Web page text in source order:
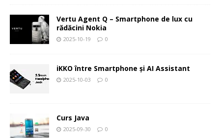
Vertu Agent Q – Smartphone de lux cu
rădăcini Nokia
2025-10-19 0
iKKO între Smartphone și AI Assistant
2025-10-03 0
Curs Java
2025-09-30 0